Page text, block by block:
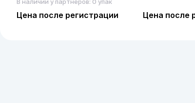
Цена после регистрации Цена после